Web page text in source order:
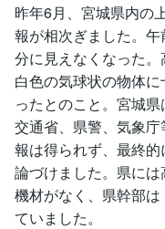
昨年6月、宮城県内の
報が相次ぎました。
分に見えなくなった。
白色の気球状の物体
ったとのこと。宮城
交通省、県警、気象
報は得られず、最終
論づけました。県に
機材がなく、県幹部
ていました。